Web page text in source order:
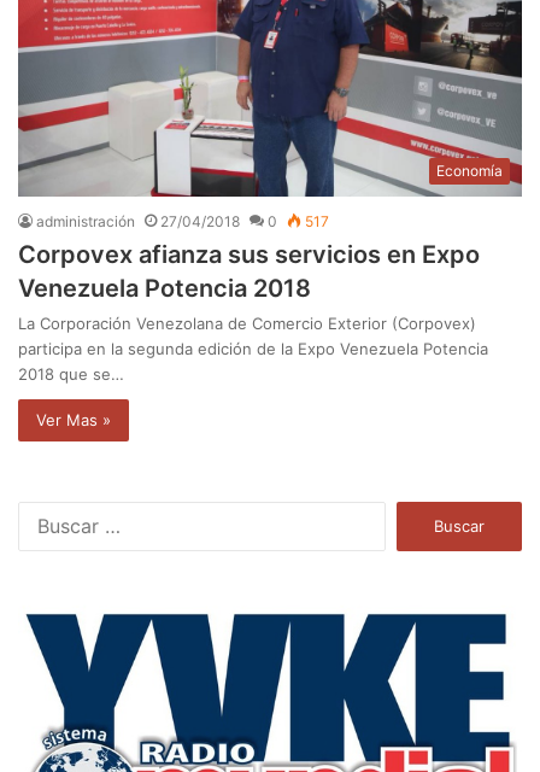
Economía
administración 27/04/2018 0 517
Corpovex afianza sus servicios en Expo
Venezuela Potencia 2018
La Corporación Venezolana de Comercio Exterior (Corpovex)
participa en la segunda edición de la Expo Venezuela Potencia
2018 que se…
Ver Mas »
a